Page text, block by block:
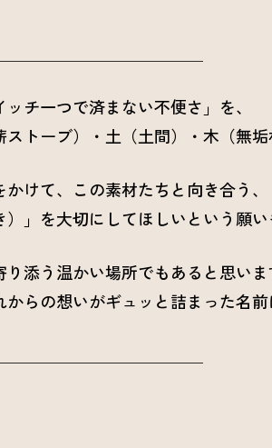
チ一つで済まない不便さ」を、
トーブ）・土（土間）・木（無
けて、この素材たちと向き合う、
」を大切にしてほしいという願い
添う温かい場所でもあると思いま
らの想いがギュッと詰まった名